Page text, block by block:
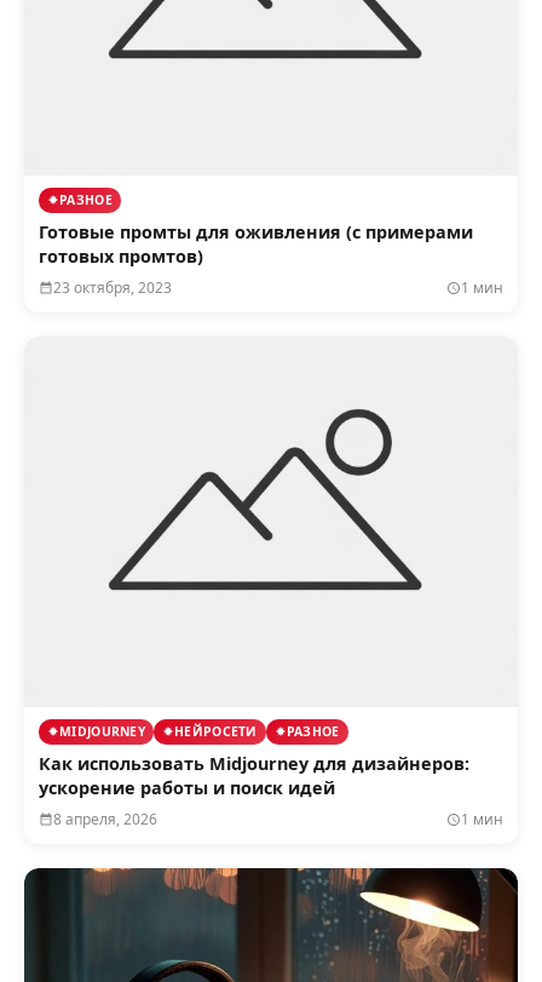
РАЗНОЕ
Готовые промты для оживления (с примерами
готовых промтов)
23 октября, 2023 1 мин
MIDJOURNEY НЕЙРОСЕТИ РАЗНОЕ
Как использовать Midjourney для дизайнеров:
ускорение работы и поиск идей
8 апреля, 2026 1 мин